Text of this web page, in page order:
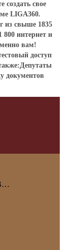
создать свое
LIGA360.
из свыше 1835
800 интернет и
вам!
доступ
документов